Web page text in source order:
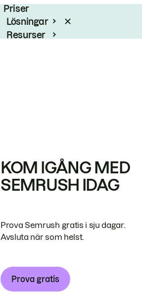
Priser
Lösningar
Resurser
KOM IGÅNG MED
SEMRUSH IDAG
Prova Semrush gratis i sju dagar.
Avsluta när som helst.
Prova gratis